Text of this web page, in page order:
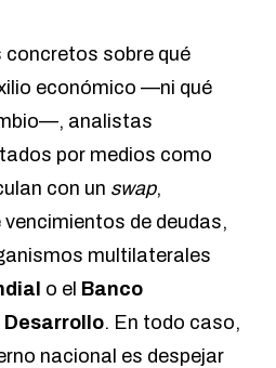
concretos sobre qué
económico —ni qué
analistas
por medios como
con un swap,
de deudas,
multilaterales
o el Banco
. En todo caso,
nacional es despejar